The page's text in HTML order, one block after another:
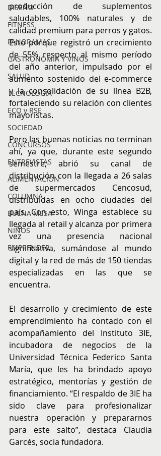
DISEÑO
FITNESS
PANORAMAS
GASTRONOMÍA Y VINOS
SALUD
TECNOLOGÍA
ECO y RSE
SOCIEDAD
CONCURSOS
ENTREVISTAS
ALIMENTACIÓN
COLUMNA
BUENA MESA
NIÑOS
EMPRENDER
producción de suplementos
saludables, 100% naturales y de
calidad premium para perros y gatos.
Esto porque registró un crecimiento
de 55% respecto al mismo período
del año anterior, impulsado por el
aumento sostenido del e-commerce
y la consolidación de su línea B2B,
fortaleciendo su relación con clientes
mayoristas.
Pero las buenas noticias no terminan
ahí, ya que, durante este segundo
semestre, abrió su canal de
distribución con la llegada a 26 salas
de supermercados Cencosud,
distribuidas en ocho ciudades del
país. Con esto, Winga establece su
llegada al retail y alcanza por primera
vez una presencia nacional
significativa, sumándose al mundo
digital y la red de más de 150 tiendas
especializadas en las que se
encuentra.
El desarrollo y crecimiento de este
emprendimiento ha contado con el
acompañamiento del Instituto 3IE,
incubadora de negocios de la
Universidad Técnica Federico Santa
María, que les ha brindado apoyo
estratégico, mentorías y gestión de
financiamiento. “El respaldo de 3IE ha
sido clave para profesionalizar
nuestra operación y prepararnos
para este salto”, destaca Claudia
Garcés, socia fundadora.